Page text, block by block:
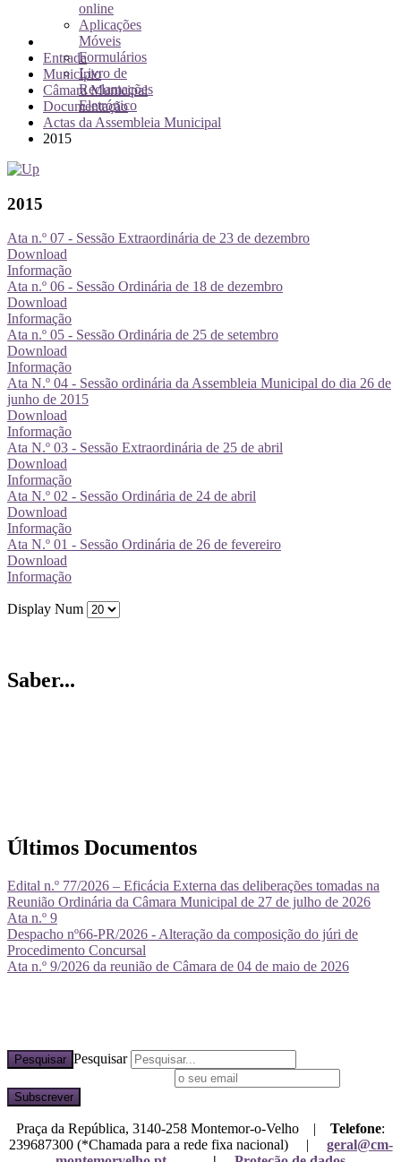
online
Aplicações
Móveis
Formulários
Livro de
Reclamações
Eletrónico
Entrada
Município
Câmara Municipal
Documentação
Actas da Assembleia Municipal
2015
2015
Ata n.º 07 - Sessão Extraordinária de 23 de dezembro
Download
Informação
Ata n.º 06 - Sessão Ordinária de 18 de dezembro
Download
Informação
Ata n.º 05 - Sessão Ordinária de 25 de setembro
Download
Informação
Ata N.º 04 - Sessão ordinária da Assembleia Municipal do dia 26 de
junho de 2015
Download
Informação
Ata N.º 03 - Sessão Extraordinária de 25 de abril
Download
Informação
Ata N.º 02 - Sessão Ordinária de 24 de abril
Download
Informação
Ata N.º 01 - Sessão Ordinária de 26 de fevereiro
Download
Informação
Display Num
Saber...
Últimos Documentos
Edital n.º 77/2026 – Eficácia Externa das deliberações tomadas na
Reunião Ordinária da Câmara Municipal de 27 de julho de 2026
Ata n.º 9
Despacho nº66-PR/2026 - Alteração da composição do júri de
Procedimento Concursal
Ata n.º 9/2026 da reunião de Câmara de 04 de maio de 2026
Pesquisar Pesquisar
Praça da República, 3140-258 Montemor-o-Velho | Telefone:
239687300 (*Chamada para a rede fixa nacional) | geral@cm-